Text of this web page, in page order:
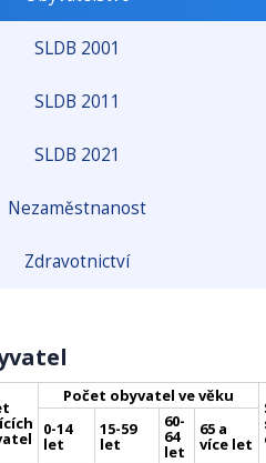
SLDB 2001
SLDB 2011
SLDB 2021
Nezaměstnanost
Zdravotnictví
Počet obyvatel ve věku
0-14
let
15-59
let
60-
64
let
65 a
více let